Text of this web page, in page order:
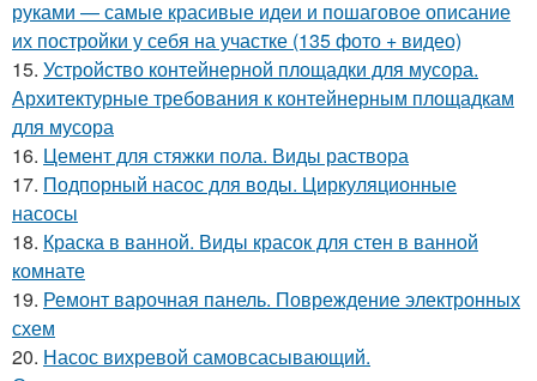
руками — самые красивые идеи и пошаговое описание
их постройки у себя на участке (135 фото + видео)
15. Устройство контейнерной площадки для мусора.
Архитектурные требования к контейнерным площадкам
для мусора
16. Цемент для стяжки пола. Виды раствора
17. Подпорный насос для воды. Циркуляционные
насосы
18. Краска в ванной. Виды красок для стен в ванной
комнате
19. Ремонт варочная панель. Повреждение электронных
схем
20. Насос вихревой самовсасывающий.